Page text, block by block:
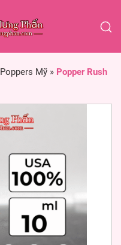
Poppers Mỹ » Popper Rush